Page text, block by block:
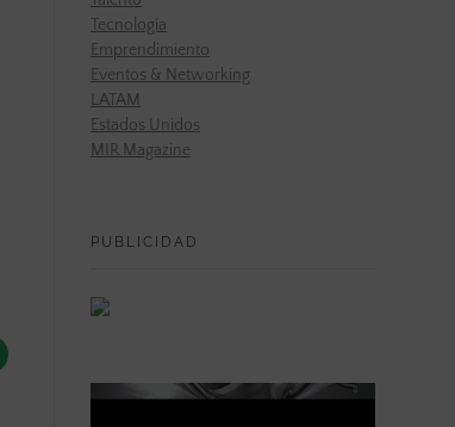
Tecnología
Emprendimiento
Eventos & Networking
LATAM
Estados Unidos
MIR Magazine
PUBLICIDAD